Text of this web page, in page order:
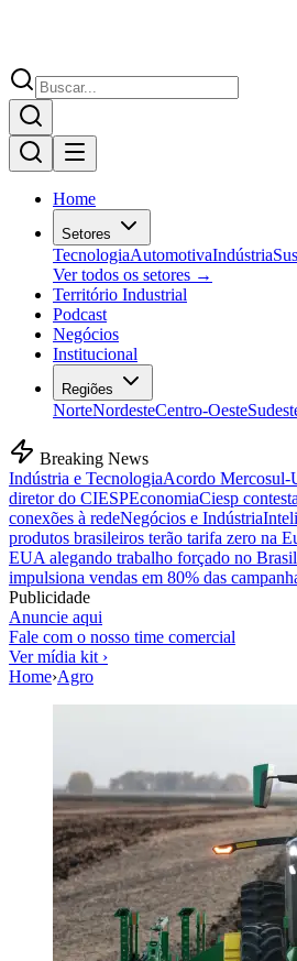
Home
Setores
TecnologiaAutomotivaIndústria
Ver todos os setores →
Território Industrial
Podcast
Negócios
Institucional
Regiões
NorteNordesteCentro-Oeste
Breaking News
Indústria e TecnologiaAcordo Mercosul-
diretor do CIESPEconomiaCiesp
conexões à redeNegócios e Indústria
produtos brasileiros terão tarifa zero na
EUA alegando trabalho forçado no Brasil
impulsiona vendas em 80% das
Publicidade
Anuncie aqui
Fale com o nosso time comercial
Ver mídia kit ›
Home›Agro